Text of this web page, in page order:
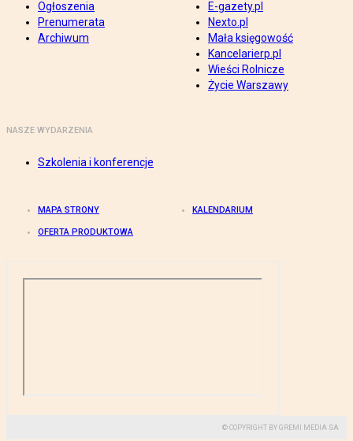
Ogłoszenia
Prenumerata
Archiwum
E-gazety.pl
Nexto.pl
Mała księgowość
Kancelarierp.pl
Wieści Rolnicze
Życie Warszawy
NASZE WYDARZENIA
Szkolenia i konferencje
MAPA STRONY KALENDARIUM
OFERTA PRODUKTOWA
© COPYRIGHT BY GREMI MEDIA SA